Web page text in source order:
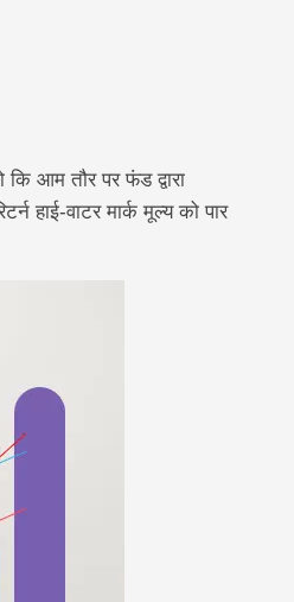
आम तौर पर फंड द्वारा
हाई-वाटर मार्क मूल्य को पार